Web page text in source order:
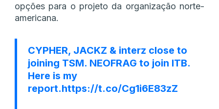
opções para o projeto da organização norte-
americana.
CYPHER, JACKZ & interz close to
joining TSM. NEOFRAG to join ITB.
Here is my
report.https://t.co/Cg1i6E83zZ